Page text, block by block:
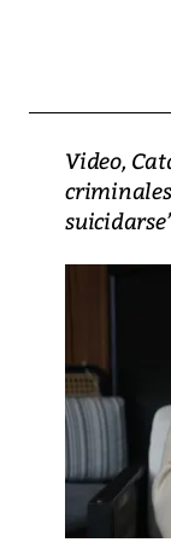
Video,
suicidarse’